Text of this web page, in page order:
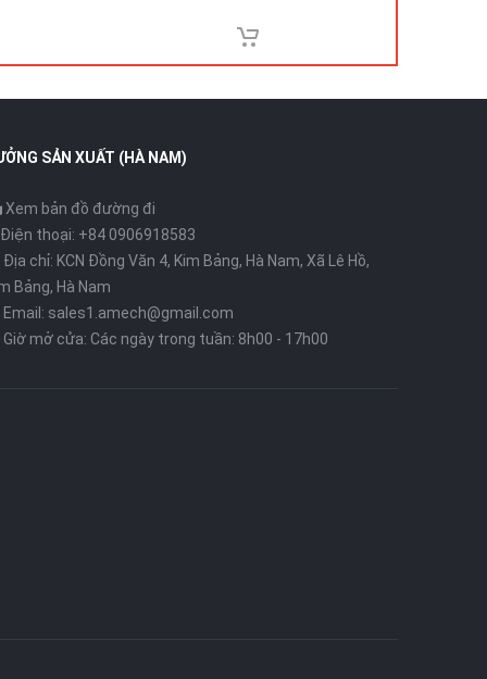
SẢN XUẤT (HÀ NAM)
Xem bản đồ đường đi
thoại: +84 0906918583
Địa chỉ: KCN Đồng Văn 4, Kim Bảng, Hà Nam, Xã Lê Hồ,
Bảng, Hà Nam
Email: sales1.amech@gmail.com
Giờ mở cửa: Các ngày trong tuần: 8h00 - 17h00